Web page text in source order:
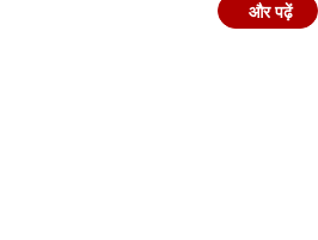
अमिताभ बच्चन अपने बेटे अभिषेक
और पढ़ें